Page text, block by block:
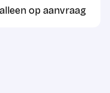
op aanvraag